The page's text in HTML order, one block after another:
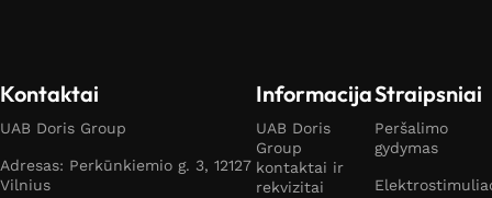
Kontaktai
UAB Doris Group
Adresas: Perkūnkiemio g. 3, 12127
Vilnius
Informacija
UAB Doris
Group
kontaktai ir
rekvizitai
Straipsniai
Peršalimo
gydymas